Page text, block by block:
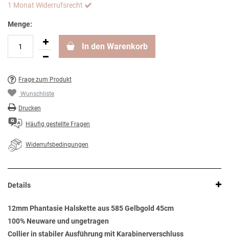
1 Monat Widerrufsrecht
Menge:
In den Warenkorb
Frage zum Produkt
Wunschliste
Drucken
Häufig gestellte Fragen
Widerrufsbedingungen
Details
12mm Phantasie Halskette aus 585 Gelbgold 45cm
100% Neuware und ungetragen
Collier in stabiler Ausführung mit Karabinerverschluss